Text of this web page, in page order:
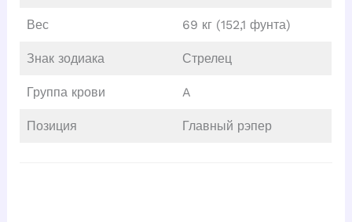
Вес 69 кг (152,1 фунта)
Знак зодиака Стрелец
Группа крови A
Позиция Главный рэпер